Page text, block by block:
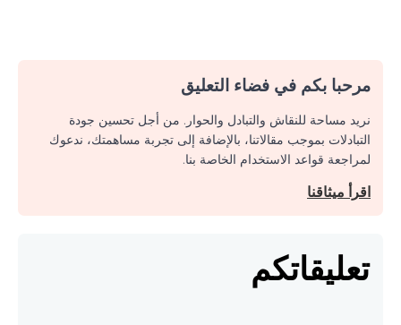
مرحبا بكم في فضاء التعليق
نريد مساحة للنقاش والتبادل والحوار. من أجل تحسين جودة
التبادلات بموجب مقالاتنا، بالإضافة إلى تجربة مساهمتك، ندعوك
لمراجعة قواعد الاستخدام الخاصة بنا.
اقرأ ميثاقنا
تعليقاتكم